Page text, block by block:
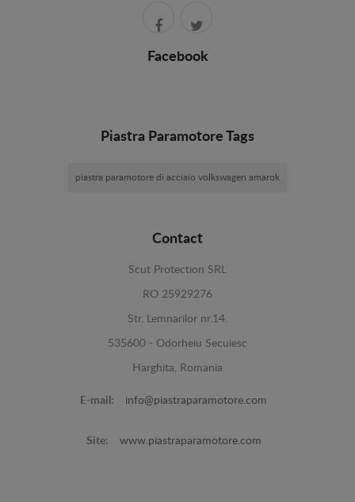
Facebook
Piastra Paramotore Tags
piastra paramotore di acciaio volkswagen amarok
Contact
Scut Protection SRL
RO 25929276
Str. Lemnarilor nr.14.
535600 - Odorheiu Secuiesc
Harghita, Romania
E-mail: info@piastraparamotore.com
Site: www.piastraparamotore.com